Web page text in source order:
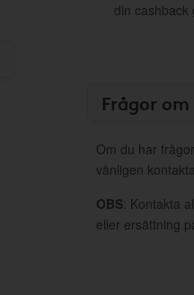
din cashback
Frågor
Om du har
vänligen kontakta
OBS: Kontakta
eller ersättning